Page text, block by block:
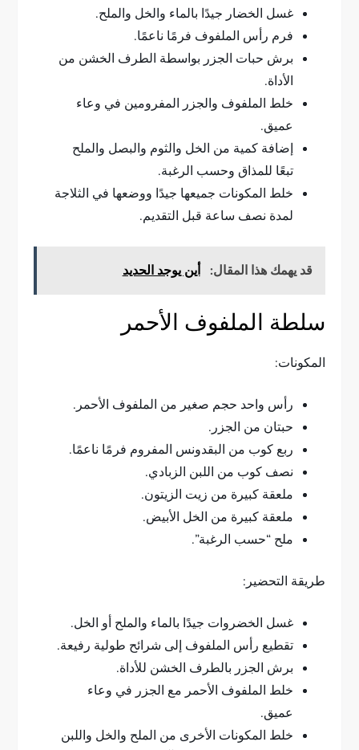
غسل الخضار جيدًا بالماء والخل والملح.
فرم رأس الملفوف فرمًا ناعمًا.
برش حبات الجزر بواسطة الطرف الخشن من
الأداة.
خلط الملفوف والجزر المفرومين في وعاء
عميق.
إضافة كمية من الخل والثوم والبصل والملح
تبعًا للمذاق وحسب الرغبة.
خلط المكونات جميعها جيدًا ووضعها في الثلاجة
لمدة نصف ساعة قبل التقديم.
قد يهمك هذا المقال: أين يوجد الحديد
سلطة الملفوف الأحمر
المكونات:
رأس واحد حجم صغير من الملفوف الأحمر.
حبتان من الجزر.
ربع كوب من البقدونس المفروم فرمًا ناعمًا.
نصف كوب من اللبن الزبادي.
ملعقة كبيرة من زيت الزيتون.
ملعقة كبيرة من الخل الأبيض.
ملح “حسب الرغبة”.
طريقة التحضير:
غسل الخضروات جيدًا بالماء والملح أو الخل.
تقطيع رأس الملفوف إلى شرائح طولية رفيعة.
برش الجزر بالطرف الخشن للأداة.
خلط الملفوف الأحمر مع الجزر في وعاء
عميق.
خلط المكونات الأخرى من الملح والخل واللبن